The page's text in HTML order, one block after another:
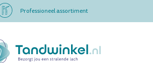
Altijd op voorraad